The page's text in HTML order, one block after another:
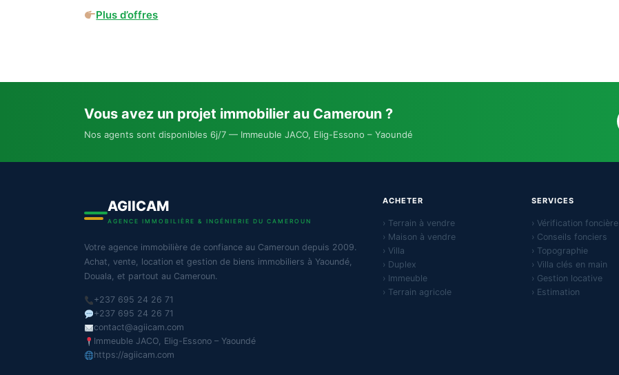
Plus d’offres
Vous avez un projet immobilier au Cameroun ?
Nos agents sont disponibles 6j/7 — Immeuble JACO, Elig-Essono – Yaoundé
AGIICAM
AGENCE IMMOBILIÈRE & INGÉNIERIE DU CAMEROUN
Votre agence immobilière de confiance au Cameroun depuis 2009.
Achat, vente, location et gestion de biens immobiliers à Yaoundé,
Douala, et partout au Cameroun.
+237 695 24 26 71
+237 695 24 26 71
contact@agiicam.com
Immeuble JACO, Elig-Essono – Yaoundé
https://agiicam.com
ACHETER
› Terrain à vendre
› Maison à vendre
› Villa
› Duplex
› Immeuble
› Terrain agricole
SERVICES
› Vérification foncière
› Conseils fonciers
› Topographie
› Villa clés en main
› Gestion locative
› Estimation